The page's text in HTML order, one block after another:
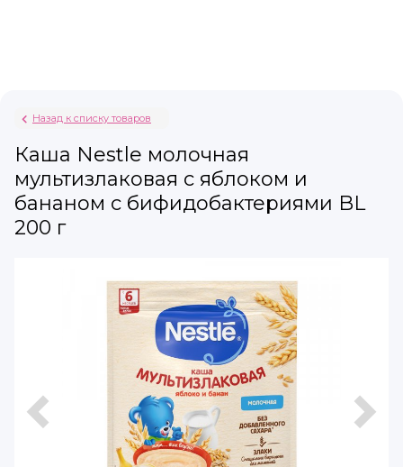
Назад к списку товаров
Каша Nestle молочная
мультизлаковая с яблоком и
бананом с бифидобактериями BL
200 г